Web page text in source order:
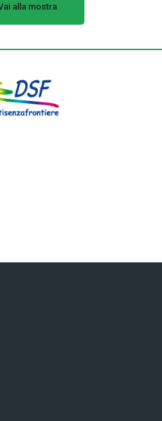
alla mostra